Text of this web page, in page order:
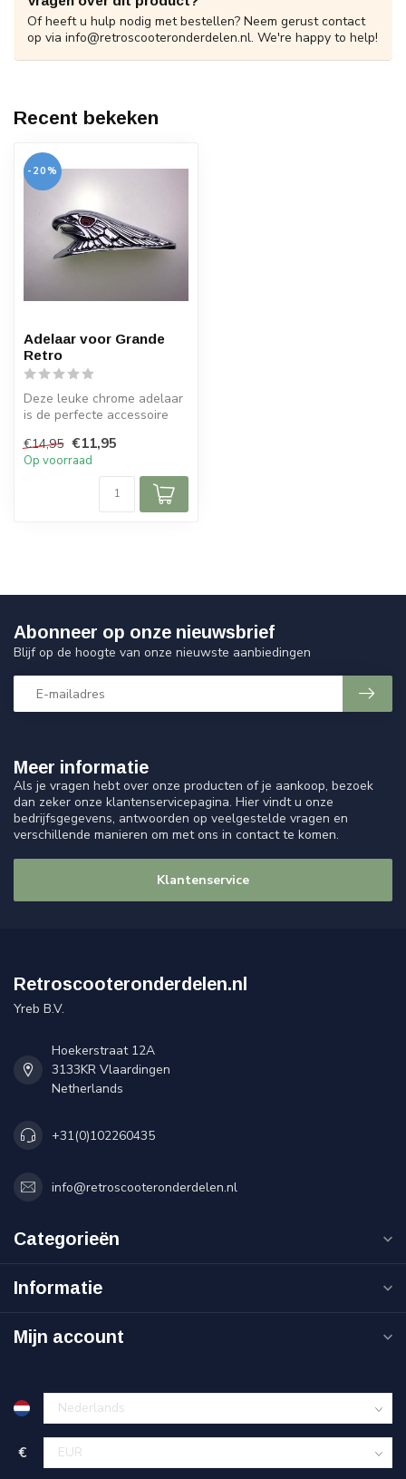
Of heeft u hulp nodig met bestellen? Neem gerust contact
op via info@retroscooteronderdelen.nl. We're happy to help!
Recent bekeken
-20%
Adelaar voor Grande
Retro
Deze leuke chrome adelaar
is de perfecte accessoire
van...
€14,95 €11,95
Op voorraad
Meer informatie
Als je vragen hebt over onze producten of je aankoop, bezoek
dan zeker onze klantenservicepagina. Hier vindt u onze
bedrijfsgegevens, antwoorden op veelgestelde vragen en
verschillende manieren om met ons in contact te komen.
Klantenservice
Abonneer op onze nieuwsbrief
Blijf op de hoogte van onze nieuwste aanbiedingen
Retroscooteronderdelen.nl
Yreb B.V.
Hoekerstraat 12A
3133KR Vlaardingen
Netherlands
+31(0)102260435
info@retroscooteronderdelen.nl
Categorieën
Informatie
Mijn account
€